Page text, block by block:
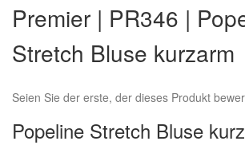
der
Bildergalerie
springen
Premier | PR346 |
Stretch Bluse kurzarm
Seien Sie der erste, der dieses Produkt
Popeline Stretch Bluse